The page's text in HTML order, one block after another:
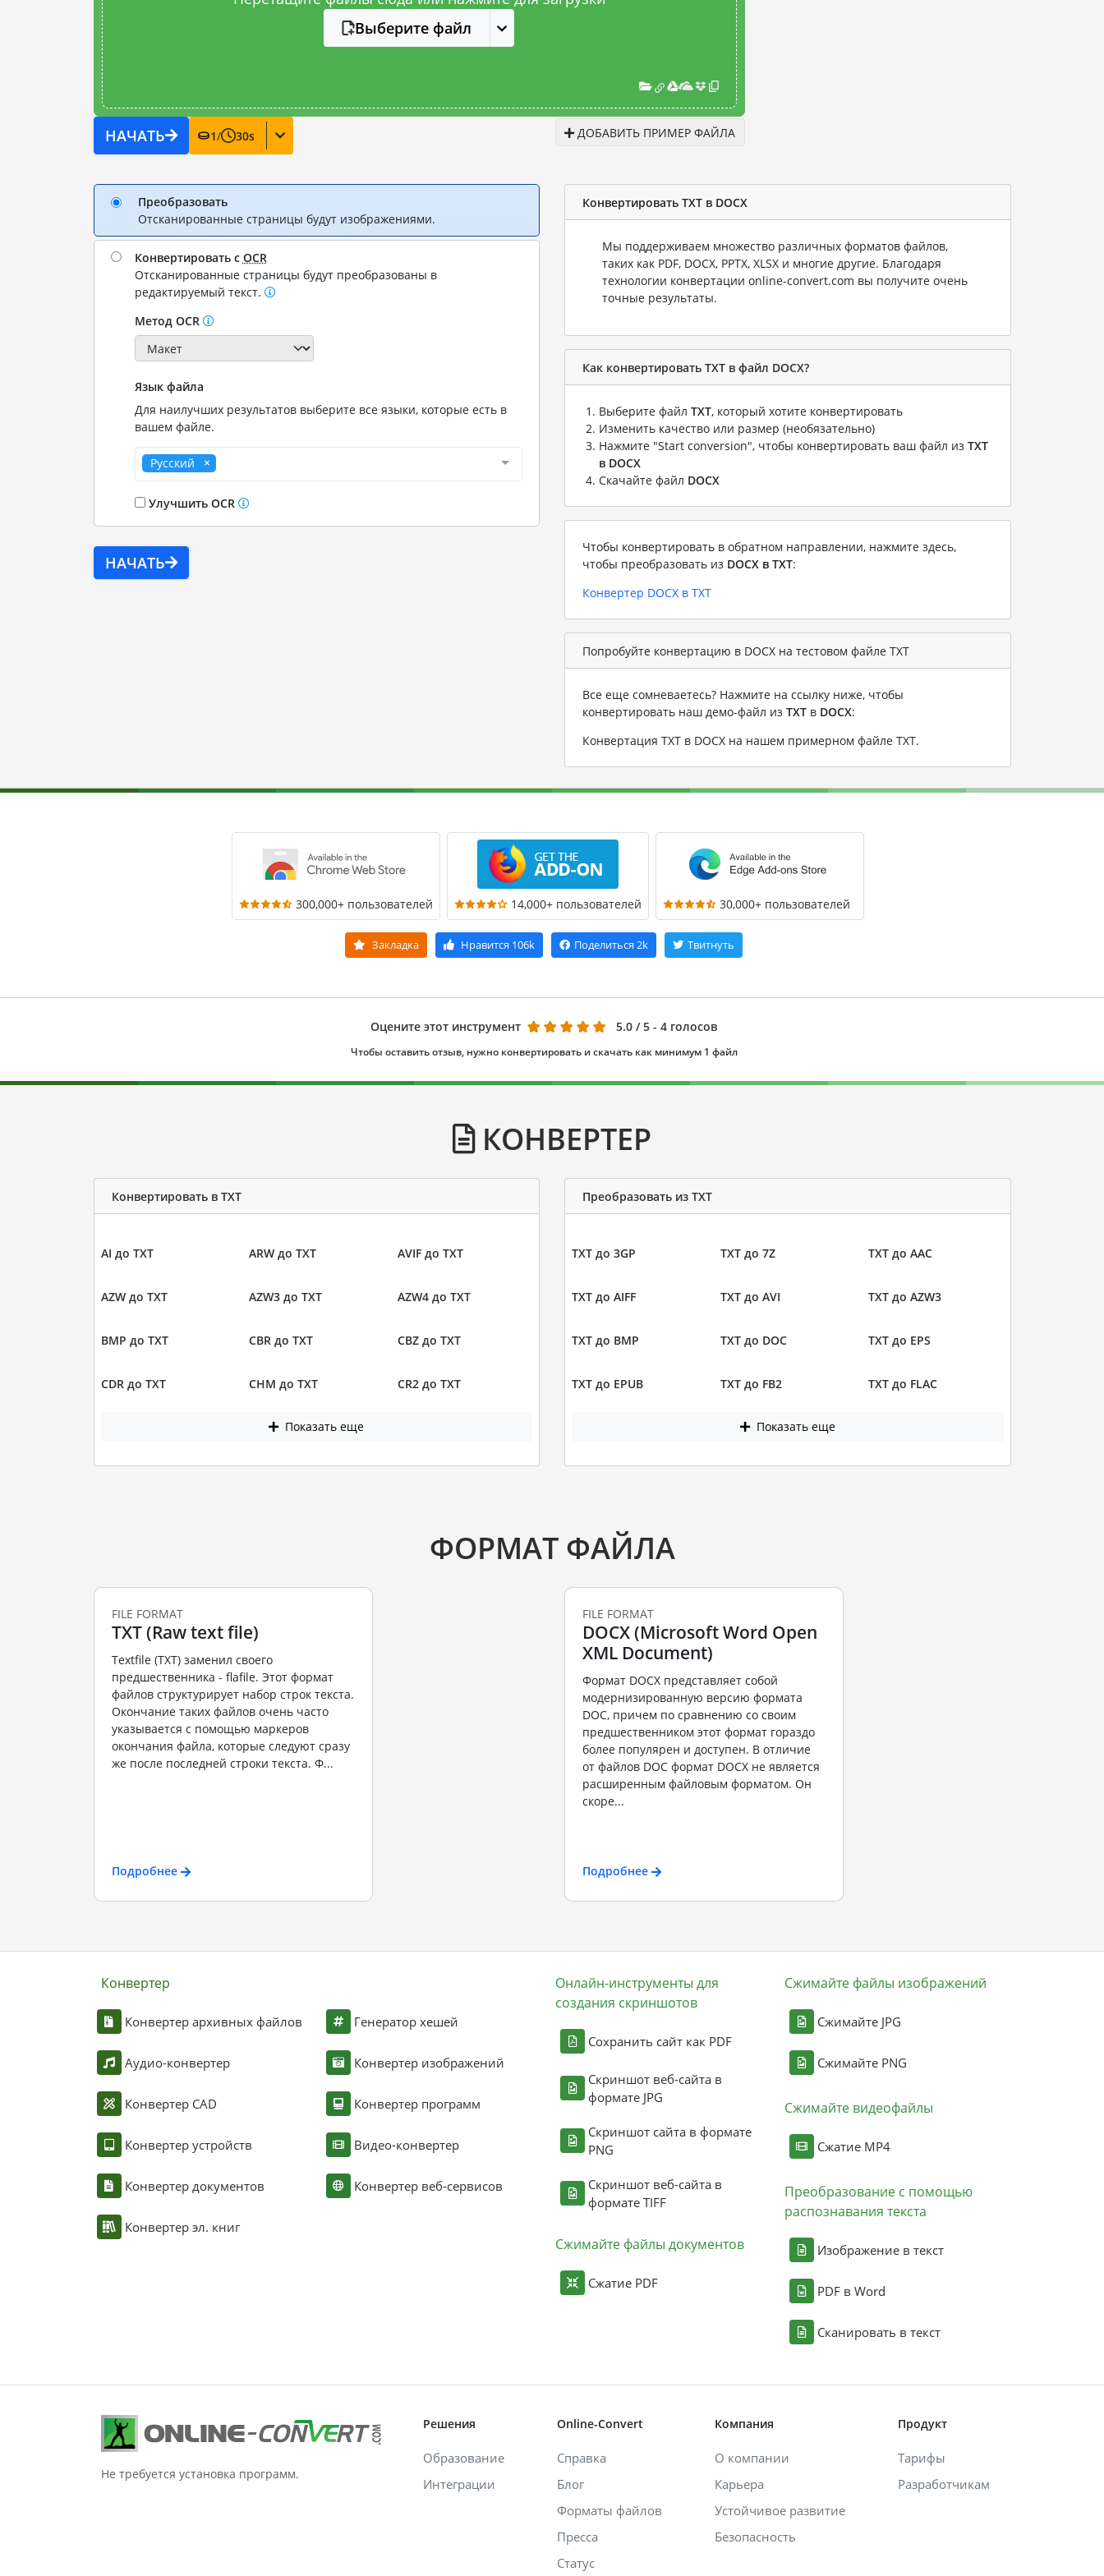
Выберите файл
НАЧАТЬ 1/ 30s ДОБАВИТЬ ПРИМЕР ФАЙЛА
Преобразовать
Отсканированные страницы будут изображениями.
Конвертировать с OCR
Отсканированные страницы будут преобразованы в
редактируемый текст.
Метод OCR
Язык файла
Для наилучших результатов выберите все языки, которые есть в
вашем файле.
Русский
Улучшить OCR
НАЧАТЬ
Конвертировать TXT в DOCX
Мы поддерживаем множество различных форматов файлов,
таких как PDF, DOCX, PPTX, XLSX и многие другие. Благодаря
технологии конвертации online-convert.com вы получите очень
точные результаты.
Как конвертировать TXT в файл DOCX?
Выберите файл TXT, который хотите конвертировать
Изменить качество или размер (необязательно)
Нажмите "Start conversion", чтобы конвертировать ваш файл из TXT
в DOCX
Скачайте файл DOCX
Чтобы конвертировать в обратном направлении, нажмите здесь,
чтобы преобразовать из DOCX в TXT:
Конвертер DOCX в TXT
Попробуйте конвертацию в DOCX на тестовом файле TXT
Все еще сомневаетесь? Нажмите на ссылку ниже, чтобы
конвертировать наш демо-файл из TXT в DOCX:
Конвертация TXT в DOCX на нашем примерном файле TXT.
300,000+ пользователей 14,000+ пользователей 30,000+ пользователей
Закладка Нравится 106k Поделиться 2k Твитнуть
Оцените этот инструмент 5.0 / 5 - 4 голосов
Чтобы оставить отзыв, нужно конвертировать и скачать как минимум 1 файл
КОНВЕРТЕР
Конвертировать в TXT
AI до TXT ARW до TXT AVIF до TXT
AZW до TXT AZW3 до TXT AZW4 до TXT
BMP до TXT CBR до TXT CBZ до TXT
CDR до TXT CHM до TXT CR2 до TXT
Показать еще
Преобразовать из TXT
TXT до 3GP TXT до 7Z TXT до AAC
TXT до AIFF TXT до AVI TXT до AZW3
TXT до BMP TXT до DOC TXT до EPS
TXT до EPUB TXT до FB2 TXT до FLAC
Показать еще
ФОРМАТ ФАЙЛА
FILE FORMAT
TXT (Raw text file)
Textfile (TXT) заменил своего
предшественника - flafile. Этот формат
файлов структурирует набор строк текста.
Окончание таких файлов очень часто
указывается с помощью маркеров
окончания файла, которые следуют сразу
же после последней строки текста. Ф...
Подробнее
FILE FORMAT
DOCX (Microsoft Word Open
XML Document)
Формат DOCX представляет собой
модернизированную версию формата
DOC, причем по сравнению со своим
предшественником этот формат гораздо
более популярен и доступен. В отличие
от файлов DOC формат DOCX не является
расширенным файловым форматом. Он
скоре...
Подробнее
Конвертер
Конвертер архивных файлов
Аудио-конвертер
Конвертер CAD
Конвертер устройств
Конвертер документов
Конвертер эл. книг
Генератор хешей
Конвертер изображений
Конвертер программ
Видео-конвертер
Конвертер веб-сервисов
Онлайн-инструменты для
создания скриншотов
Сохранить сайт как PDF
Скриншот веб-сайта в
формате JPG
Скриншот сайта в формате
PNG
Скриншот веб-сайта в
формате TIFF
Сжимайте файлы документов
Сжатие PDF
Сжимайте файлы изображений
Сжимайте JPG
Сжимайте PNG
Сжимайте видеофайлы
Сжатие MP4
Преобразование с помощью
распознавания текста
Изображение в текст
PDF в Word
Сканировать в текст
Не требуется установка программ.
Решения
Образование
Интеграции
Online-Convert
Справка
Блог
Форматы файлов
Пресса
Статус
Компания
О компании
Карьера
Устойчивое развитие
Безопасность
Продукт
Тарифы
Разработчикам